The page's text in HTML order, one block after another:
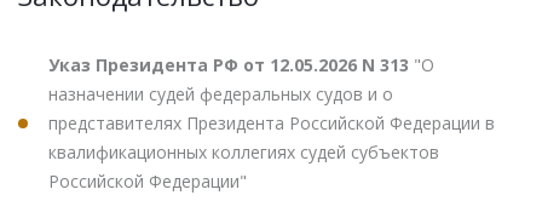
Указ Президента РФ от 12.05.2026 N 313 "О
назначении судей федеральных судов и о
представителях Президента Российской Федерации в
квалификационных коллегиях судей субъектов
Российской Федерации"